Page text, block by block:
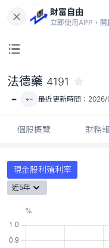
財富自由
立即使用APP，開
法德藥 4191
- - 最近更新時間： 2026/
個股概覽 財務
現金股利殖利率
近5年